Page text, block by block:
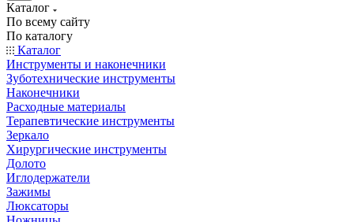
Каталог
По всему сайту
По каталогу
Каталог
Инструменты и наконечники
Зуботехнические инструменты
Наконечники
Расходные материалы
Терапевтические инструменты
Зеркало
Хирургические инструменты
Долото
Иглодержатели
Зажимы
Люксаторы